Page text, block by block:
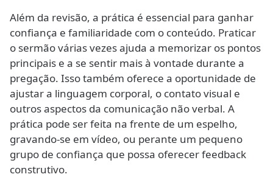
Além da revisão, a prática é essencial para ganhar
confiança e familiaridade com o conteúdo. Praticar
o sermão várias vezes ajuda a memorizar os pontos
principais e a se sentir mais à vontade durante a
pregação. Isso também oferece a oportunidade de
ajustar a linguagem corporal, o contato visual e
outros aspectos da comunicação não verbal. A
prática pode ser feita na frente de um espelho,
gravando-se em vídeo, ou perante um pequeno
grupo de confiança que possa oferecer feedback
construtivo.